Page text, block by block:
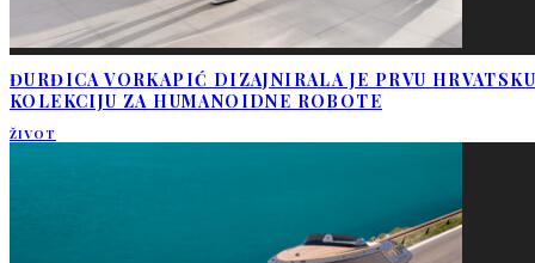
ĐURĐICA VORKAPIĆ DIZAJNIRALA JE PRVU HRVATSKU
KOLEKCIJU ZA HUMANOIDNE ROBOTE
ŽIVOT